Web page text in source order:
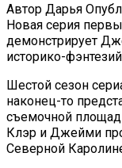
Автор Дарья
Новая серия
демонстрирует
историко-
Шестой сезон
наконец-то
съемочной
Клэр и Джейми
Северной